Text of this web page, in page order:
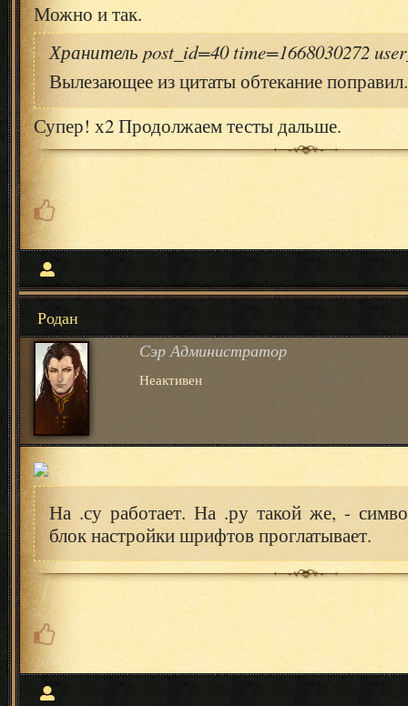
Можно и так.
Хранитель post_id=40 time=1668030272
Вылезающее из цитаты обтекание поправил.
Супер! х2 Продолжаем тесты дальше.
Родан
Сэр Администратор
Неактивен
На .су работает. На .ру такой же, -
блок настройки шрифтов проглатывает.